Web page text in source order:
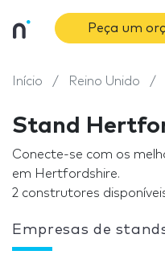
Peça um
Início Reino Unido
Stand
Conecte-se com os
em Hertfordshire.
2 construtores
Empresas de